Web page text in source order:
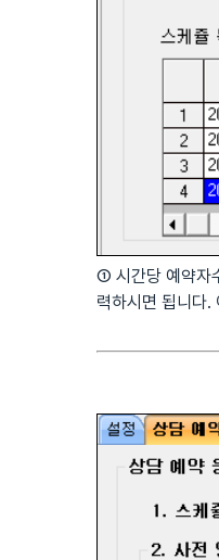
① 시간당 예약자
력하시면 됩니다.